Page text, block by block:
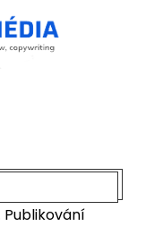
Publikování